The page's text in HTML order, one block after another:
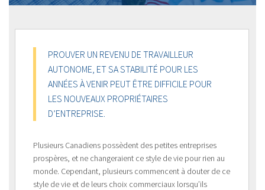
PROUVER UN REVENU DE TRAVAILLEUR
AUTONOME, ET SA STABILITÉ POUR LES
ANNÉES À VENIR PEUT ÊTRE DIFFICILE POUR
LES NOUVEAUX PROPRIÉTAIRES
D’ENTREPRISE.
Plusieurs Canadiens possèdent des petites entreprises
prospères, et ne changeraient ce style de vie pour rien au
monde. Cependant, plusieurs commencent à douter de ce
style de vie et de leurs choix commerciaux lorsqu’ils